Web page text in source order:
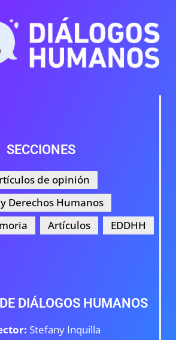
SECCIONES
de opinión
Derechos Humanos
Artículos EDDHH
DIÁLOGOS HUMANOS
Stefany Inquilla